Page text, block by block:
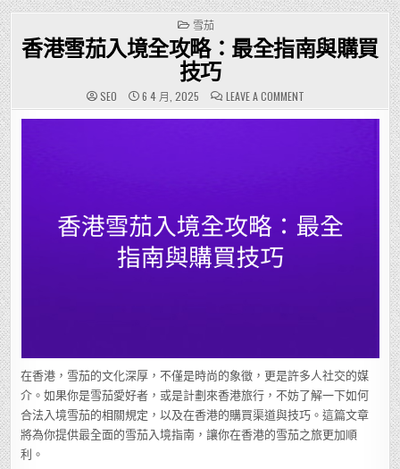
POSTED
IN
雪茄
香港雪茄入境全攻略：最全指南與購買
技巧
SEO 6 4 月, 2025 LEAVE A COMMENT
香
港
全
指
南
在香港，雪茄的文化深厚，不僅是時尚的象徵，更是許多人社交的媒
介。如果你是雪茄愛好者，或是計劃來香港旅行，不妨了解一下如何
合法入境雪茄的相關規定，以及在香港的購買渠道與技巧。這篇文章
將為你提供最全面的雪茄入境指南，讓你在香港的雪茄之旅更加順
利。